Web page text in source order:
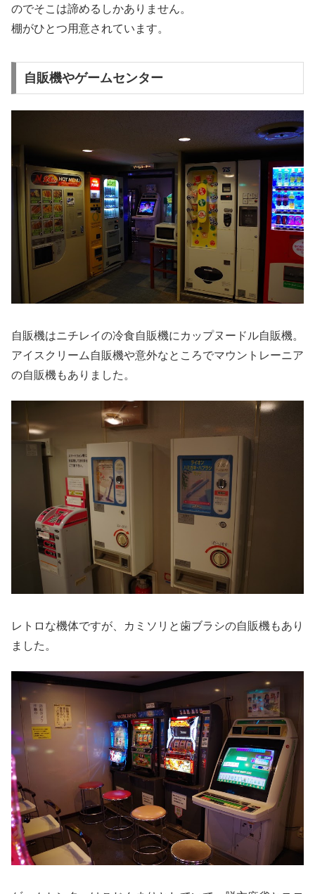
のでそこは諦めるしかありません。
棚がひとつ用意されています。
自販機やゲームセンター
自販機はニチレイの冷食自販機にカップヌードル自販機。
アイスクリーム自販機や意外なところでマウントレーニア
の自販機もありました。
レトロな機体ですが、カミソリと歯ブラシの自販機もあり
ました。